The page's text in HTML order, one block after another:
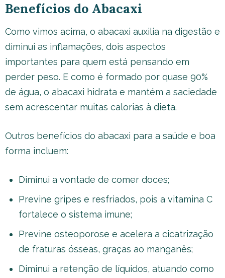
Benefícios do Abacaxi
Como vimos acima, o abacaxi auxilia na digestão e
diminui as inflamações, dois aspectos
importantes para quem está pensando em
perder peso. E como é formado por quase 90%
de água, o abacaxi hidrata e mantém a saciedade
sem acrescentar muitas calorias à dieta.
Outros benefícios do abacaxi para a saúde e boa
forma incluem:
Diminui a vontade de comer doces;
Previne gripes e resfriados, pois a vitamina C
fortalece o sistema imune;
Previne osteoporose e acelera a cicatrização
de fraturas ósseas, graças ao manganês;
Diminui a retenção de líquidos, atuando como